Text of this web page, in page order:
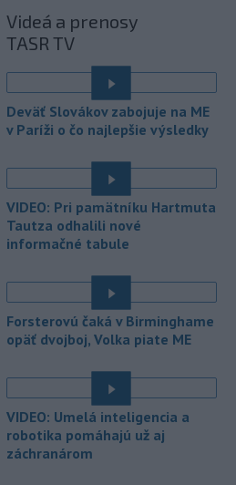
Arnaldi vypadol na turnaji ATP
Masters 1000
- Pri požiari lesného porastu v
Trstíne v okrese Trnava zasahuje
takmer 50 hasičov.
20:01 - Vláda Konžskej
demokratickej republiky (KDR) v
piatok oznámila, že preverí, či sa v
zásielkach oxidu kobaltnatého
vyvážaných do Číny nachádza urán.
19:49 - Senát Spojených štátov v
piatok schválil návrh zákona o
sankciách zameraný na príjmy Ruska z
energetického sektora.
Slovenská polícia prispela k
objasneniu prípadu prevádzačstva,
ktorý sa podarilo ukončiť
právoplatným odsúdením páchateľa v
Maďarsku.
Videá a prenosy
TASR TV
Deväť Slovákov zabojuje na ME
v Paríži o čo najlepšie výsledky
VIDEO: Pri pamätníku Hartmuta
Tautza odhalili nové
informačné tabule
Forsterovú čaká v Birminghame
opäť dvojboj, Volka piate ME
VIDEO: Umelá inteligencia a
robotika pomáhajú už aj
záchranárom